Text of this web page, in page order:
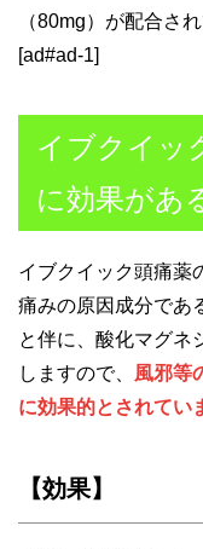
（80mg）が配合さ
[ad#ad-1]
イブクイッ
に効果があ
イブクイック頭痛薬
痛みの原因成分であ
と伴に、酸化マグネ
しますので、 風邪等
に効果的とされてい
【効果】